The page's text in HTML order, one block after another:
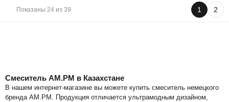
Показаны 24 из 39 1 2
Смеситель AM.PM в Казахстане
В нашем интернет-магазине вы можете купить смеситель немецкого
бренда AM.PM. Продукция отличается ультрамодным дизайном,